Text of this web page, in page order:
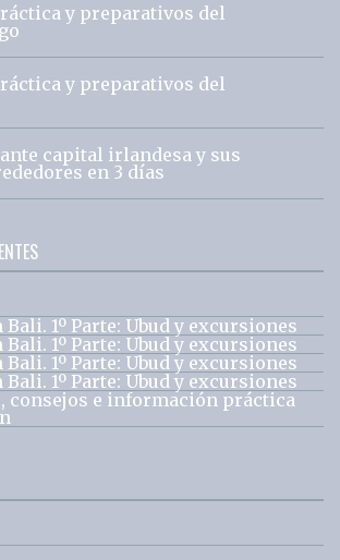
y preparativos del
y preparativos del
capital irlandesa y sus
en 3 días
1º Parte: Ubud y excursiones
1º Parte: Ubud y excursiones
1º Parte: Ubud y excursiones
1º Parte: Ubud y excursiones
consejos e información práctica